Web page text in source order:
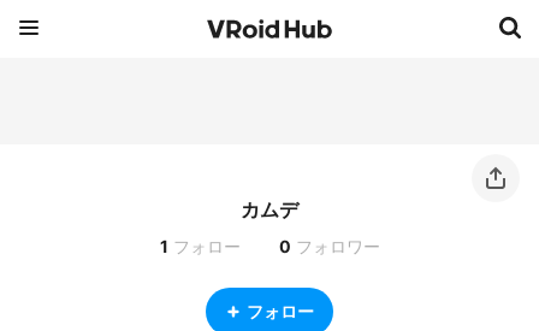
カムデ
1 フォロー 0 フォロワー
フォロー